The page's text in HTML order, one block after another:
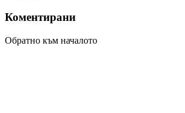
Коментирани
Обратно към началото